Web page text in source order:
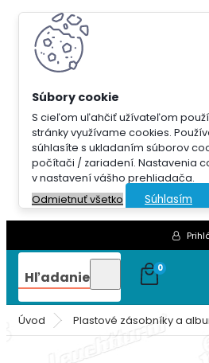
S cieľom uľahčiť užívateľom
stránky využívame cookies.
súhlasíte s ukladaním súborov
počítači / zariadení. Nastavenia
v nastavení vášho prehliadača.
Odmietnuť všetko
Súhlasím
Hľadanie 0
Úvod Plastové zásobníky a